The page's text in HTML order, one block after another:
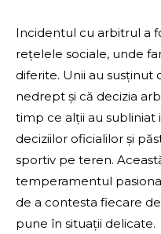
Incidentul cu arbitrul a
rețelele sociale, unde
diferite. Unii au susținut
nedrept și că decizia
timp ce alții au
deciziilor oficialilor și
sportiv pe teren.
temperamentul
de a contesta fiecare
pune în situații delicate.